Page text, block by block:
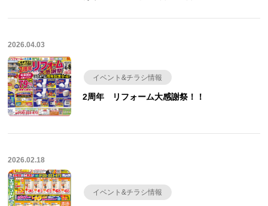
2026.04.03
イベント&チラシ情報
2周年 リフォーム大感謝祭！！
2026.02.18
イベント&チラシ情報